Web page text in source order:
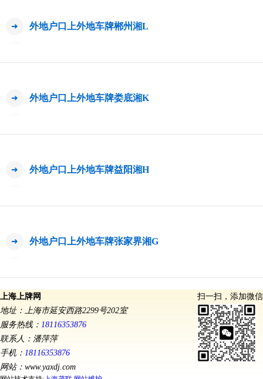
外地户口上外地车牌郴州湘L
外地户口上外地车牌娄底湘K
外地户口上外地车牌益阳湘H
外地户口上外地车牌张家界湘G
扫一扫，添加微信
上海上牌网
地址：上海市延安西路2299号202室
服务热线： 18116353876
联系人：潘萍萍
手机： 18116353876
网站：www.yaxdj.com